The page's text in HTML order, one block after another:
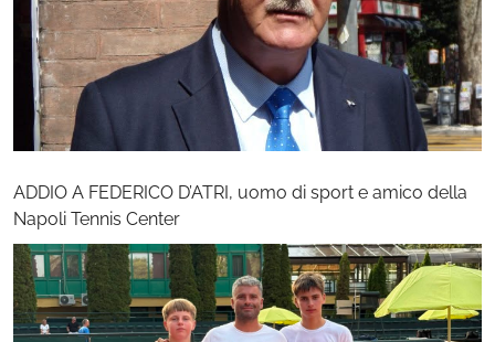
ADDIO A FEDERICO D’ATRI, uomo di sport e amico della
Napoli Tennis Center